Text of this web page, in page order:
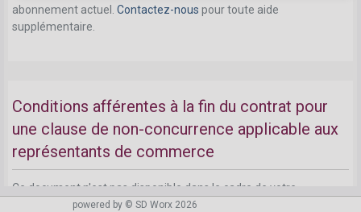
abonnement actuel. Contactez-nous pour toute aide
supplémentaire.
Conditions afférentes à la fin du contrat pour
une clause de non-concurrence applicable aux
représentants de commerce
Ce document n'est pas disponible dans le cadre de votre
abonnement actuel.Contactez-nous
powered by © SD Worx 2026